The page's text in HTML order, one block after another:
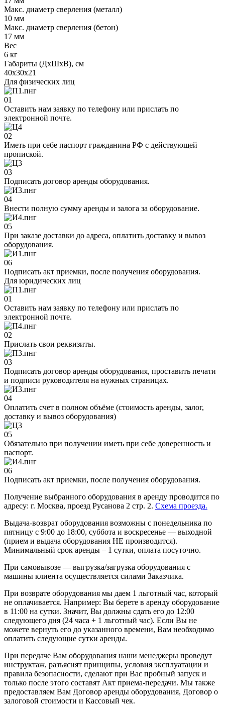
Макс. диаметр сверления (металл)
10 мм
Макс. диаметр сверления (бетон)
17 мм
Вес
6 кг
Габариты (ДxШxВ), см
40х30х21
Для физических лиц
01
Оставить нам заявку по телефону или прислать по
электронной почте.
02
Иметь при себе паспорт гражданина РФ с действующей
пропиской.
03
Подписать договор аренды оборудования.
04
Внести полную сумму аренды и залога за оборудование.
05
При заказе доставки до адреса, оплатить доставку и вывоз
оборудования.
06
Подписать акт приемки, после получения оборудования.
Для юридических лиц
01
Оставить нам заявку по телефону или прислать по
электронной почте.
02
Прислать свои реквизиты.
03
Подписать договор аренды оборудования, проставить печати
и подписи руководителя на нужных страницах.
04
Оплатить счет в полном объёме (стоимость аренды, залог,
доставку и вывоз оборудования)
05
Обязательно при получении иметь при себе доверенность и
паспорт.
06
Подписать акт приемки, после получения оборудования.
Получение выбранного оборудования в аренду проводится по
адресу: г. Москва, проезд Русанова 2 стр. 2. Схема проезда.
Выдача-возврат оборудования возможны с понедельника по
пятницу с 9:00 до 18:00, суббота и воскресенье — выходной
(прием и выдача оборудования НЕ производится).
Минимальный срок аренды – 1 сутки, оплата посуточно.
При самовывозе — выгрузка/загрузка оборудования с
машины клиента осуществляется силами Заказчика.
При возврате оборудования мы даем 1 льготный час, который
не оплачивается. Например: Вы берете в аренду оборудование
в 11:00 на сутки. Значит, Вы должны сдать его до 12:00
следующего дня (24 часа + 1 льготный час). Если Вы не
можете вернуть его до указанного времени, Вам необходимо
оплатить следующие сутки аренды.
При передаче Вам оборудования наши менеджеры проведут
инструктаж, разъяснят принципы, условия эксплуатации и
правила безопасности, сделают при Вас пробный запуск и
только после этого составят Акт приема-передачи. Мы также
предоставляем Вам Договор аренды оборудования, Договор о
залоговой стоимости и Кассовый чек.